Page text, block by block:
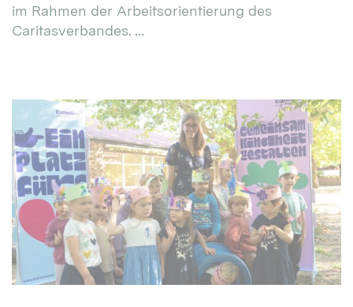
im Rahmen der Arbeitsorientierung des
Caritasverbandes. ...